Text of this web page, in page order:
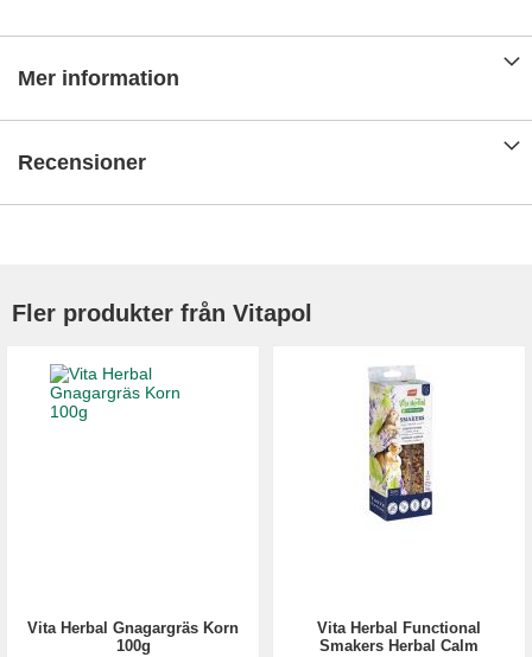
Mer information
Recensioner
Fler produkter från Vitapol
Vita Herbal Gnagargräs Korn
100g
Vita Herbal Functional
Smakers Herbal Calm